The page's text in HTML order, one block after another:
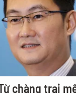
chàng trai